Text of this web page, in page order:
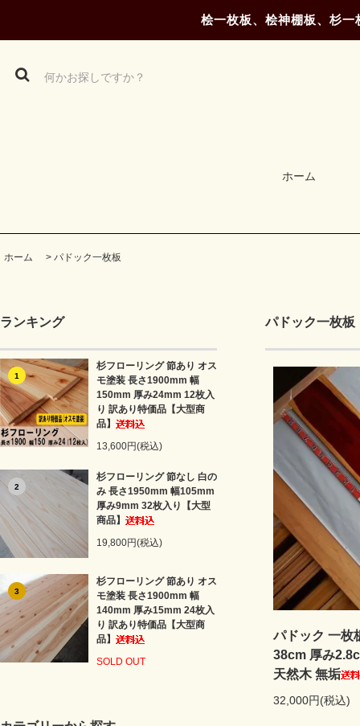
桧一枚板、桧神棚板、杉
ホーム
ホーム > パドック一枚板
ランキング
1
杉フローリング 節あり オス
モ塗装 長さ1900mm 幅
150mm 厚み24mm 12枚入
り 訳あり特価品【大型商
品】
13,600円(税込)
2
杉フローリング 節なし 白の
み 長さ1950mm 幅105mm
厚み9mm 32枚入り【大型
商品】
19,800円(税込)
3
杉フローリング 節あり オス
モ塗装 長さ1900mm 幅
140mm 厚み15mm 24枚入
り 訳あり特価品【大型商
品】
SOLD OUT
パドック一枚板
パドック 一枚
38cm 厚み
天然木 無垢
32,000円(税込)